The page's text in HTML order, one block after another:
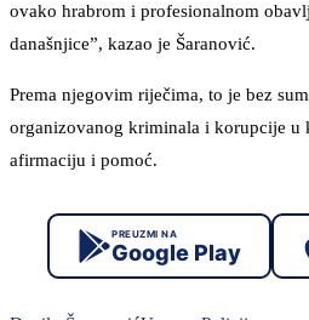
ovako hrabrom i profesionalnom
današnjice”, kazao je Šaranović.
Prema njegovim riječima, to je bez
organizovanog kriminala i korupcije u
afirmaciju i pomoć.
PREUZMI NA
Google Play